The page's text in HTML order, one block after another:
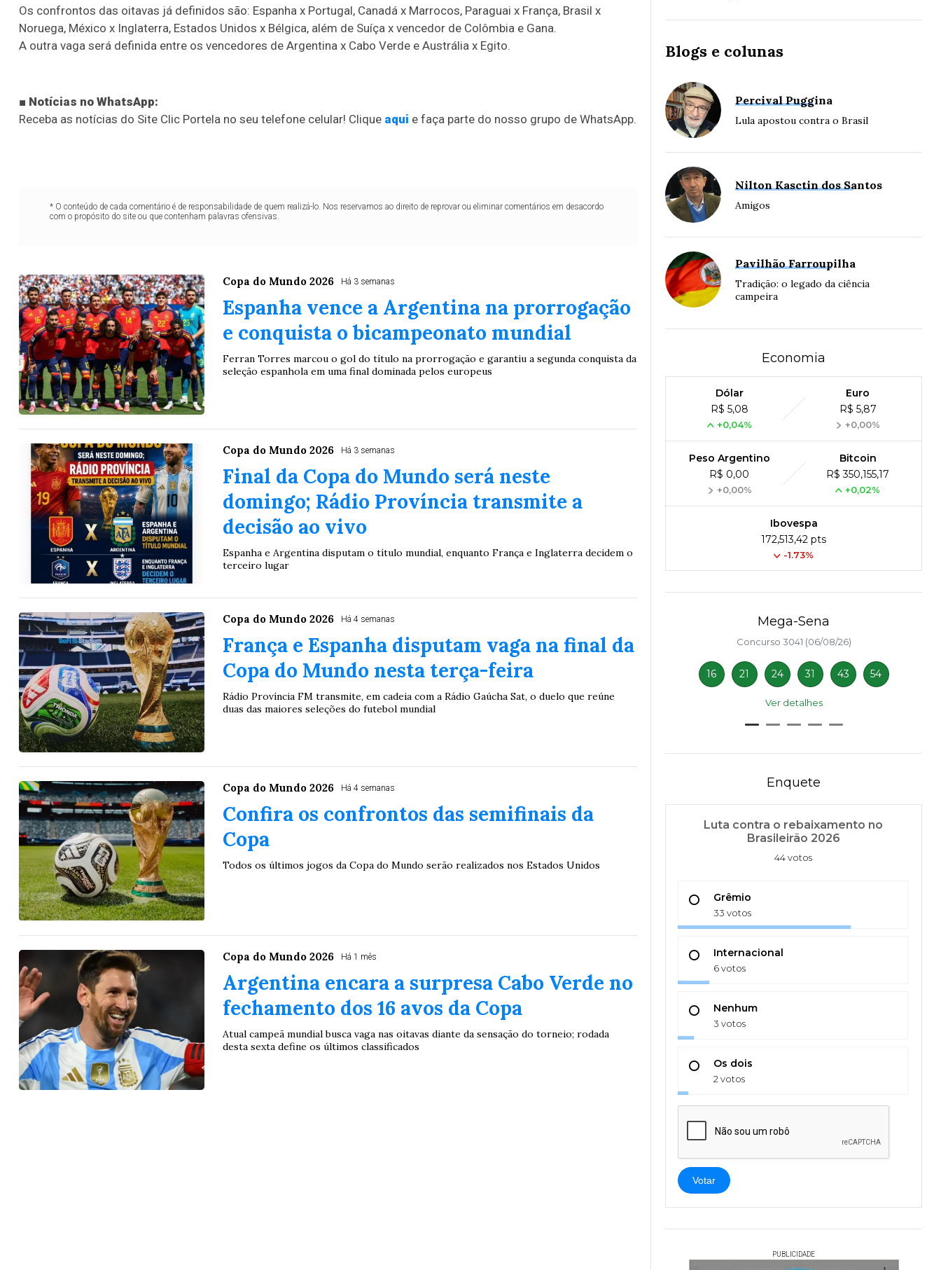
Os confrontos das oitavas já definidos são: Espanha x Portugal, Canadá x Marrocos, Paraguai x França, Brasil x
Noruega, México x Inglaterra, Estados Unidos x Bélgica, além de Suíça x vencedor de Colômbia e Gana.
A outra vaga será definida entre os vencedores de Argentina x Cabo Verde e Austrália x Egito.
■ Notícias no WhatsApp:
Receba as notícias do Site Clic Portela no seu telefone celular! Clique aqui e faça parte do nosso grupo de WhatsApp.
* O conteúdo de cada comentário é de responsabilidade de quem realizá-lo. Nos reservamos ao direito de reprovar ou eliminar comentários em desacordo
com o propósito do site ou que contenham palavras ofensivas.
Copa do Mundo 2026 Há 3 semanas
Espanha vence a Argentina na prorrogação
e conquista o bicampeonato mundial
Ferran Torres marcou o gol do título na prorrogação e garantiu a segunda conquista da
seleção espanhola em uma final dominada pelos europeus
Copa do Mundo 2026 Há 3 semanas
Final da Copa do Mundo será neste
domingo; Rádio Província transmite a
decisão ao vivo
Espanha e Argentina disputam o título mundial, enquanto França e Inglaterra decidem o
terceiro lugar
Copa do Mundo 2026 Há 4 semanas
França e Espanha disputam vaga na final da
Copa do Mundo nesta terça-feira
Rádio Província FM transmite, em cadeia com a Rádio Gaúcha Sat, o duelo que reúne
duas das maiores seleções do futebol mundial
Copa do Mundo 2026 Há 4 semanas
Confira os confrontos das semifinais da
Copa
Todos os últimos jogos da Copa do Mundo serão realizados nos Estados Unidos
Copa do Mundo 2026 Há 1 mês
Argentina encara a surpresa Cabo Verde no
fechamento dos 16 avos da Copa
Atual campeã mundial busca vaga nas oitavas diante da sensação do torneio; rodada
desta sexta define os últimos classificados
Blogs e colunas
Percival Puggina
Lula apostou contra o Brasil
Nilton Kasctin dos Santos
Amigos
Pavilhão Farroupilha
Tradição: o legado da ciência
campeira
Economia
Dólar
R$ 5,08
+0,04%
Euro
R$ 5,87
+0,00%
Peso Argentino
R$ 0,00
+0,00%
Bitcoin
R$ 350,155,17
+0,02%
Ibovespa
172,513,42 pts
-1.73%
3756 (07/08/26)
06 09 10 11
16 19 20 21
22
Lotomania
Concurso 2960 (07/08/26)
11 16 18 21 26 27
29 43 46 49 50 57
60
Concurso 2993 (07/08/26)
03 07 08
Ver detalhes
Mega-Sena
Concurso 3041 (06/08/26)
16 21 24 31 43 54
Ver detalhes
Enquete
Luta contra o rebaixamento no
Brasileirão 2026
44 votos
Grêmio
33 votos
Internacional
6 votos
Nenhum
3 votos
Os dois
2 votos
Votar
PUBLICIDADE